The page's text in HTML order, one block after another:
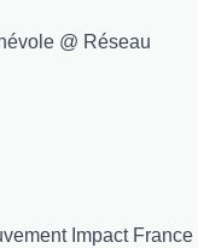
@ Réseau
Impact France